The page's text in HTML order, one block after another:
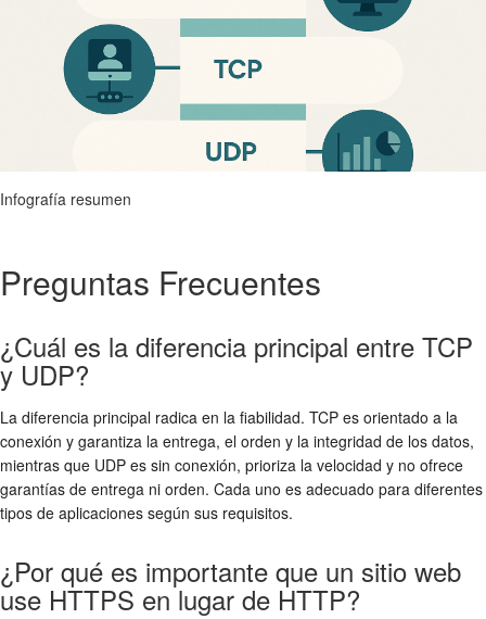
Infografía resumen
Preguntas Frecuentes
¿Cuál es la diferencia principal entre TCP
y UDP?
La diferencia principal radica en la fiabilidad. TCP es orientado a la
conexión y garantiza la entrega, el orden y la integridad de los datos,
mientras que UDP es sin conexión, prioriza la velocidad y no ofrece
garantías de entrega ni orden. Cada uno es adecuado para diferentes
tipos de aplicaciones según sus requisitos.
¿Por qué es importante que un sitio web
use HTTPS en lugar de HTTP?